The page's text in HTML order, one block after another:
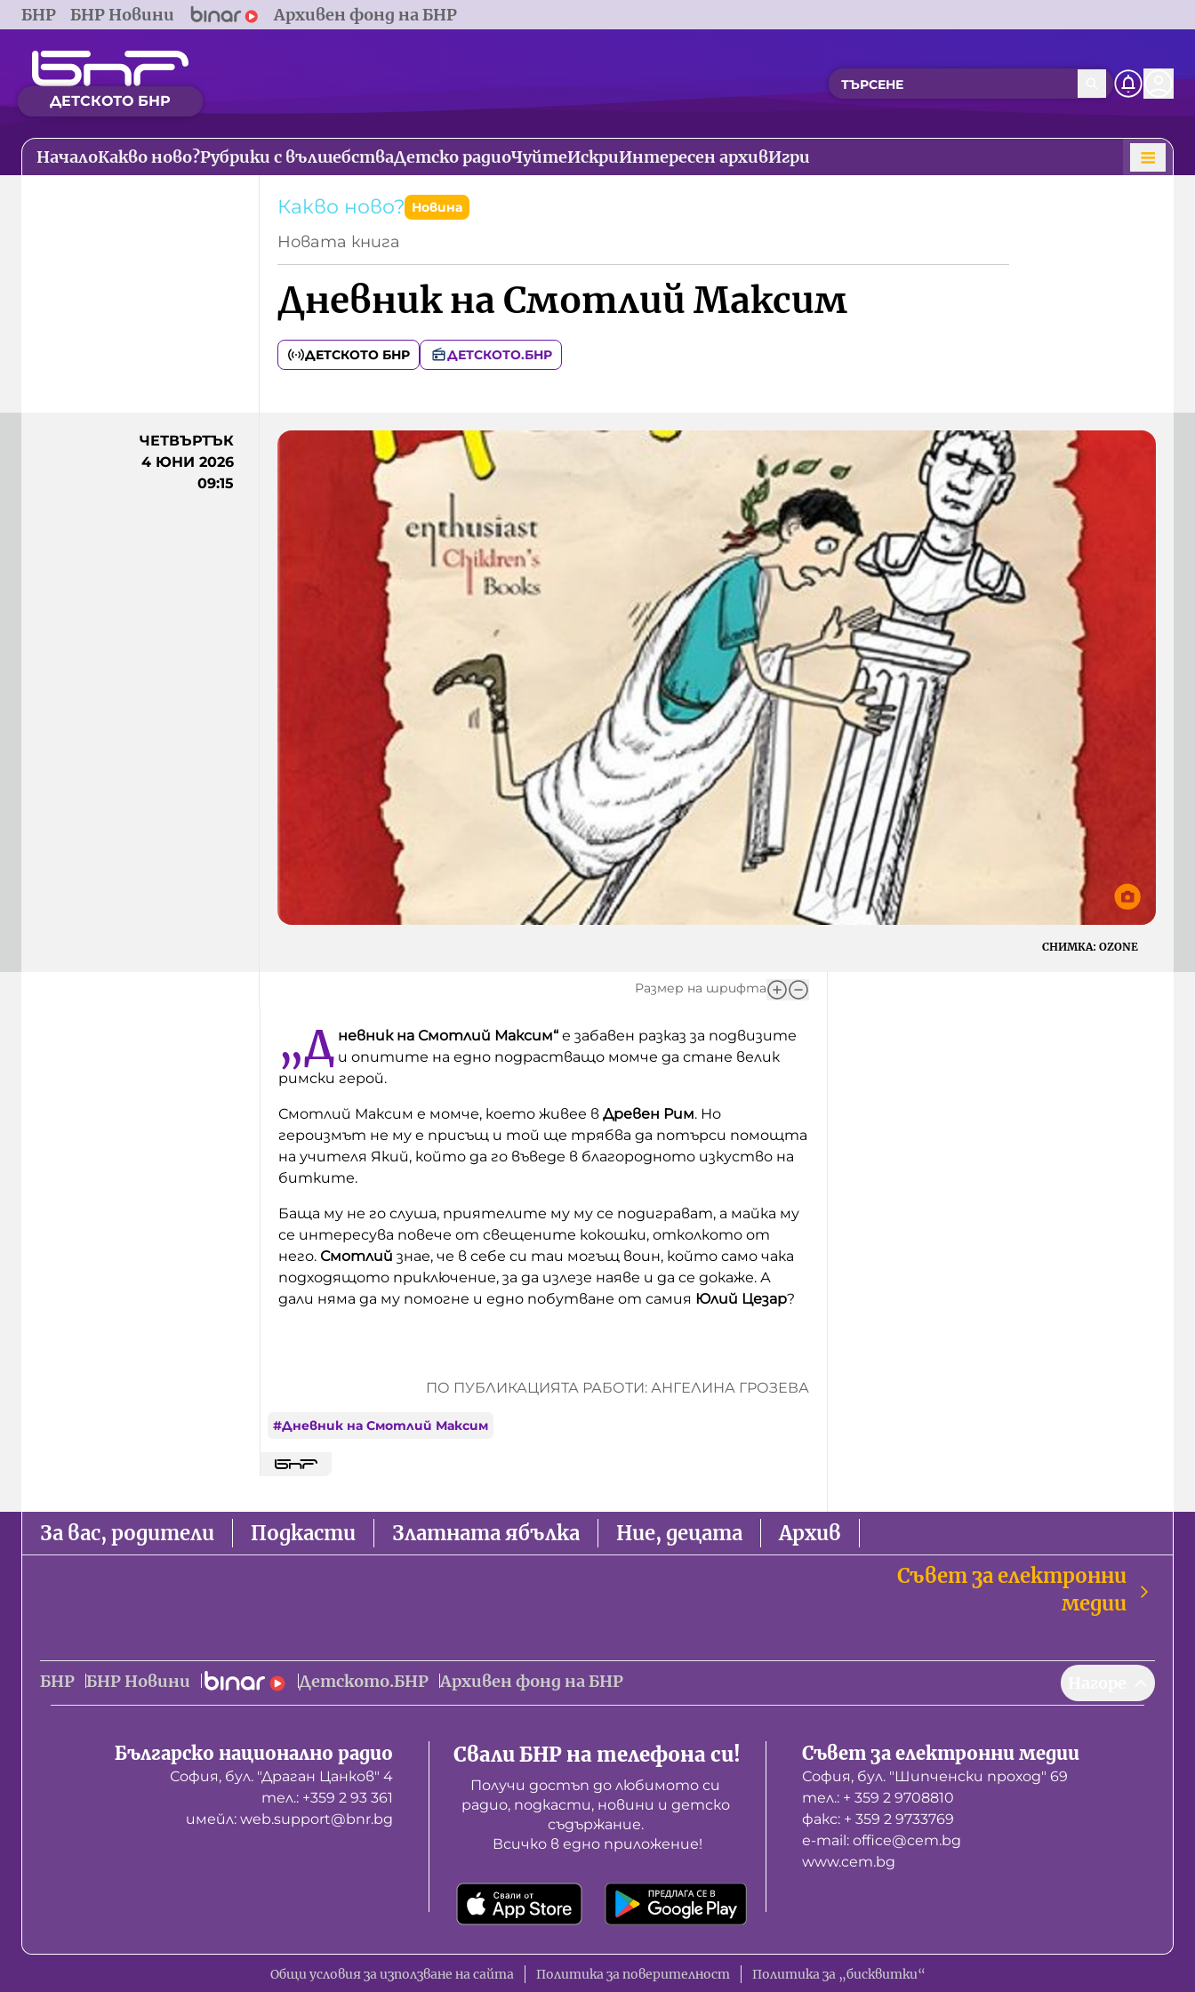
БНР БНР Новини Архивен фонд на БНР
ДЕТСКОТО БНР
НачалоКакво ново?Рубрики с вълшебстваДетско радиоЧуйтеИскриИнтересен архивИгри
Какво ново? Новина
Новата книга
Дневник на Смотлий Максим
ДЕТСКОТО БНР ДЕТСКОТО.БНР
ЧЕТВЪРТЪК
4 ЮНИ 2026
09:15
СНИМКА: OZONE
Размер на шрифта
„Д невник на Смотлий Максим“ е забавен разказ за подвизите
и опитите на едно подрастващо момче да стане велик
римски герой.
Смотлий Максим е момче, което живее в Древен Рим. Но
героизмът не му е присъщ и той ще трябва да потърси помощта
на учителя Який, който да го въведе в благородното изкуство на
битките.
Баща му не го слуша, приятелите му му се подиграват, а майка му
се интересува повече от свещените кокошки, отколкото от
него. Смотлий знае, че в себе си таи могъщ воин, който само чака
подходящото приключение, за да излезе наяве и да се докаже. А
дали няма да му помогне и едно побутване от самия Юлий Цезар?
ПО ПУБЛИКАЦИЯТА РАБОТИ: АНГЕЛИНА ГРОЗЕВА
#Дневник на Смотлий Максим
За вас, родители Подкасти Златната ябълка Ние, децата
Архив
Съвет за електронни
медии
БНР БНР Новини Детското.БНР Архивен фонд на БНР
Българско национално радио
София, бул. "Драган Цанков" 4
тел.: +359 2 93 361
имейл: web.support@bnr.bg
Свали БНР на телефона си!
Получи достъп до любимото си
радио, подкасти, новини и детско
съдържание.
Всичко в едно приложение!
Съвет за електронни медии
София, бул. "Шипченски проход" 69
тел.: + 359 2 9708810
факс: + 359 2 9733769
е-mail: office@cem.bg
www.cem.bg
Общи условия за използване на сайта Политика за поверителност Политика за „бисквитки“